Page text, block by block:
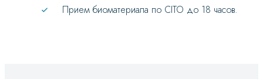
Прием биоматериала по CITO до 18 часов.